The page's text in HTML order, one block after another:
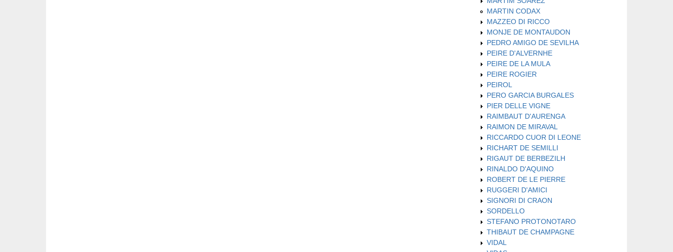
MARTIN CODAX
MAZZEO DI RICCO
MONJE DE MONTAUDON
PEDRO AMIGO DE SEVILHA
PEIRE D'ALVERNHE
PEIRE DE LA MULA
PEIRE ROGIER
PEIROL
PERO GARCIA BURGALES
PIER DELLE VIGNE
RAIMBAUT D'AURENGA
RAIMON DE MIRAVAL
RICCARDO CUOR DI LEONE
RICHART DE SEMILLI
RIGAUT DE BERBEZILH
RINALDO D'AQUINO
ROBERT DE LE PIERRE
RUGGERI D'AMICI
SIGNORI DI CRAON
SORDELLO
STEFANO PROTONOTARO
THIBAUT DE CHAMPAGNE
VIDAL